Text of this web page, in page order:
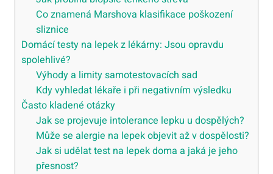
Co znamená Marshova klasifikace poškození
sliznice
Domácí testy na lepek z lékárny: Jsou opravdu
spolehlivé?
Výhody a limity samotestovacích sad
Kdy vyhledat lékaře i při negativním výsledku
Často kladené otázky
Jak se projevuje intolerance lepku u dospělých?
Může se alergie na lepek objevit až v dospělosti?
Jak si udělat test na lepek doma a jaká je jeho
přesnost?